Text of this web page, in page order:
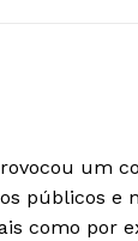
um
públicos e
como por